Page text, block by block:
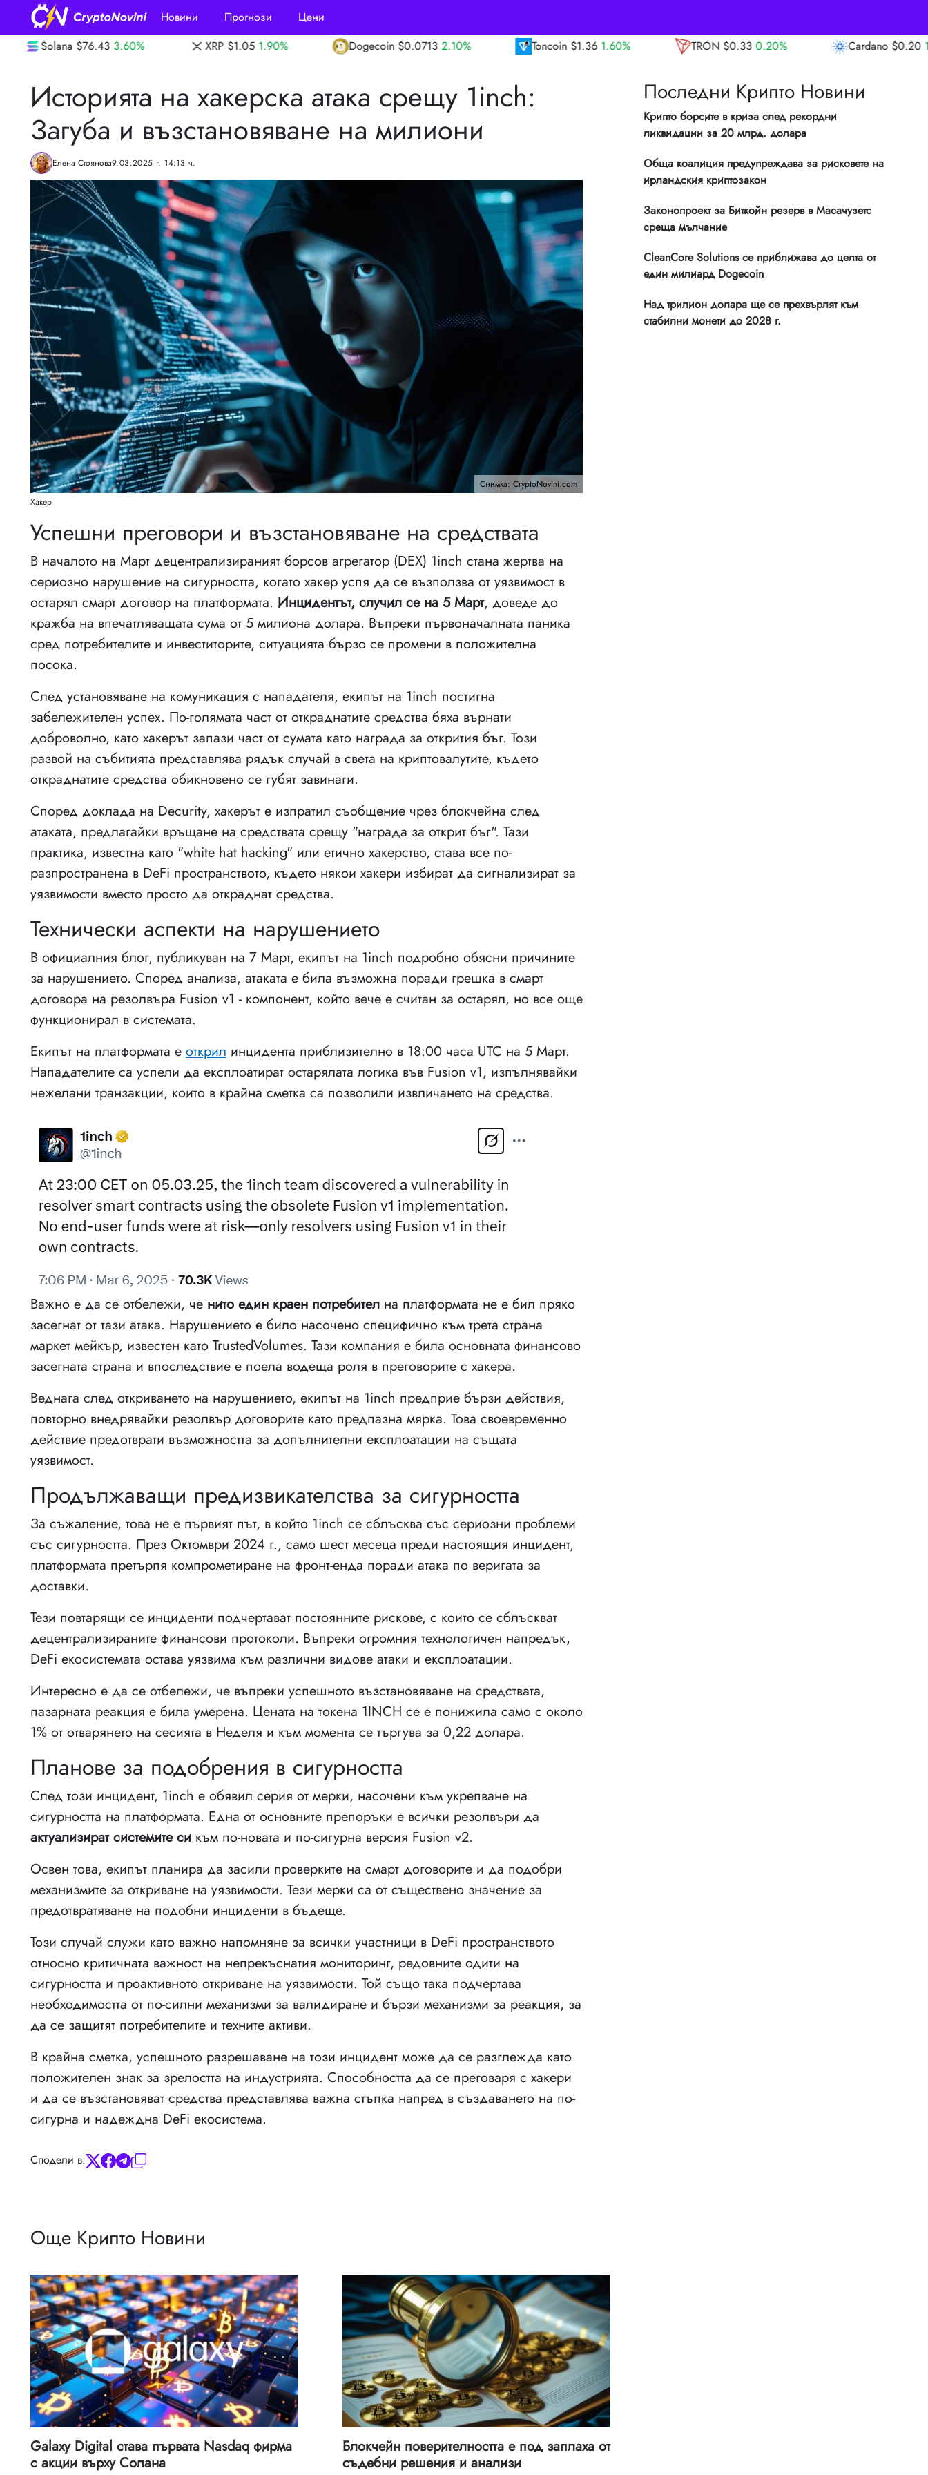
Новини Прогнози
Цени
XRP $1.05 1.90% Dogecoin $0.0713 2.10% Toncoin $1.36 TRON $0.33 Cardano $0.20 1.20%
Историята на хакерска атака срещу 1inch:
Загуба и възстановяване на милиони
Елена Стоянова9.03.2025 г. 14:13 ч.
Снимка: CryptoNovini.com
Хакер
Успешни преговори и възстановяване на средствата
В началото на Март децентрализираният борсов агрегатор (DEX) 1inch стана жертва на
сериозно нарушение на сигурността, когато хакер успя да се възползва от уязвимост в
остарял смарт договор на платформата. Инцидентът, случил се на 5 Март, доведе до
кражба на впечатляващата сума от 5 милиона долара. Въпреки първоначалната паника
сред потребителите и инвеститорите, ситуацията бързо се промени в положителна
посока.
След установяване на комуникация с нападателя, екипът на 1inch постигна
забележителен успех. По-голямата част от откраднатите средства бяха върнати
доброволно, като хакерът запази част от сумата като награда за открития бъг. Този
развой на събитията представлява рядък случай в света на криптовалутите, където
откраднатите средства обикновено се губят завинаги.
Според доклада на Decurity, хакерът е изпратил съобщение чрез блокчейна след
атаката, предлагайки връщане на средствата срещу "награда за открит бъг". Тази
практика, известна като "white hat hacking" или етично хакерство, става все по-
разпространена в DeFi пространството, където някои хакери избират да сигнализират за
уязвимости вместо просто да откраднат средства.
Технически аспекти на нарушението
В официалния блог, публикуван на 7 Mарт, екипът на 1inch подробно обясни причините
за нарушението. Според анализа, атаката е била възможна поради грешка в смарт
договора на резолвъра Fusion v1 - компонент, който вече е считан за остарял, но все още
функционирал в системата.
Екипът на платформата е открил инцидента приблизително в 18:00 часа UTC на 5 Март.
Нападателите са успели да експлоатират остарялата логика във Fusion v1, изпълнявайки
нежелани транзакции, които в крайна сметка са позволили извличането на средства.
Важно е да се отбележи, че нито един краен потребител на платформата не е бил пряко
засегнат от тази атака. Нарушението е било насочено специфично към трета страна
маркет мейкър, известен като TrustedVolumes. Тази компания е била основната финансово
засегната страна и впоследствие е поела водеща роля в преговорите с хакера.
Веднага след откриването на нарушението, екипът на 1inch предприе бързи действия,
повторно внедрявайки резолвър договорите като предпазна мярка. Това своевременно
действие предотврати възможността за допълнителни експлоатации на същата
уязвимост.
Продължаващи предизвикателства за сигурността
За съжаление, това не е първият път, в който 1inch се сблъсква със сериозни проблеми
със сигурността. През Октомври 2024 г., само шест месеца преди настоящия инцидент,
платформата претърпя компрометиране на фронт-енда поради атака по веригата за
доставки.
Тези повтарящи се инциденти подчертават постоянните рискове, с които се сблъскват
децентрализираните финансови протоколи. Въпреки огромния технологичен напредък,
DeFi екосистемата остава уязвима към различни видове атаки и експлоатации.
Интересно е да се отбележи, че въпреки успешното възстановяване на средствата,
пазарната реакция е била умерена. Цената на токена 1INCH се е понижила само с около
1% от отварянето на сесията в Неделя и към момента се търгува за 0,22 долара.
Планове за подобрения в сигурността
След този инцидент, 1inch е обявил серия от мерки, насочени към укрепване на
сигурността на платформата. Една от основните препоръки е всички резолвъри да
актуализират системите си към по-новата и по-сигурна версия Fusion v2.
Освен това, екипът планира да засили проверките на смарт договорите и да подобри
механизмите за откриване на уязвимости. Тези мерки са от съществено значение за
предотвратяване на подобни инциденти в бъдеще.
Този случай служи като важно напомняне за всички участници в DeFi пространството
относно критичната важност на непрекъснатия мониторинг, редовните одити на
сигурността и проактивното откриване на уязвимости. Той също така подчертава
необходимостта от по-силни механизми за валидиране и бързи механизми за реакция, за
да се защитят потребителите и техните активи.
В крайна сметка, успешното разрешаване на този инцидент може да се разглежда като
положителен знак за зрелостта на индустрията. Способността да се преговаря с хакери
и да се възстановяват средства представлява важна стъпка напред в създаването на по-
сигурна и надеждна DeFi екосистема.
Сподели в:
Последни Крипто Новини
Крипто борсите в криза след рекордни
ликвидации за 20 млрд. долара
Обща коалиция предупреждава за рисковете на
ирландския криптозакон
Законопроект за Биткойн резерв в Масачузетс
среща мълчание
CleanCore Solutions се приближава до целта от
един милиард Dogecoin
Над трилион долара ще се прехвърлят към
стабилни монети до 2028 г.
Още Крипто Новини
Galaxy Digital става първата Nasdaq фирма
с акции върху Солана
Блокчейн поверителността е под заплаха от
съдебни решения и анализи